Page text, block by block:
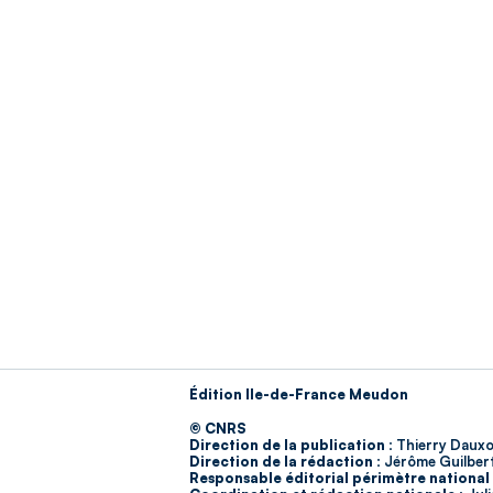
Édition Ile-de-France Meudon
© CNRS
Direction de la publication : Thierry
Direction de la rédaction : Jérôme
Responsable éditorial périmètre national